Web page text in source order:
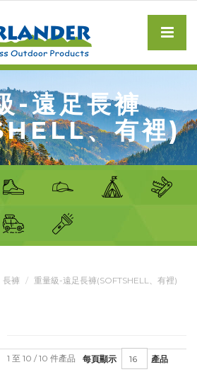
-遠足長褲
、有裡)
長褲 重量級-遠足長褲(SOFTSHELL、有裡)
每頁顯示 產品
1 至 10 / 10 件產品